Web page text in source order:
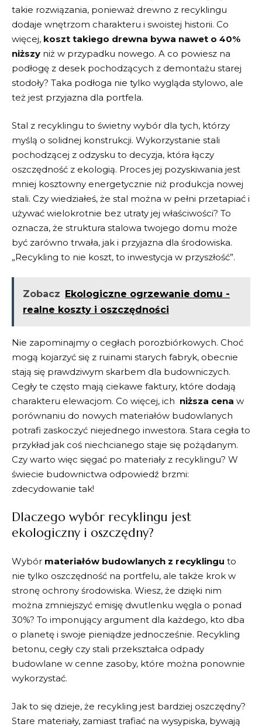
takie rozwiązania, ponieważ drewno z recyklingu
dodaje wnętrzom charakteru i swoistej historii. Co
więcej, koszt takiego drewna bywa ⁣nawet o 40%
⁤niższy ⁤niż w ‌przypadku nowego. A co powiesz‍ na⁣
podłogę z desek pochodzących z demontażu‍ starej
stodoły? Taka podłoga nie tylko‌ wygląda stylowo, ale
też jest przyjazna dla portfela.
Stal z recyklingu to świetny wybór dla tych, którzy
‌myślą o solidnej konstrukcji. Wykorzystanie⁤ stali
⁤pochodzącej z⁤ odzysku to ‍decyzja, która łączy
oszczędność z ekologią. Proces jej pozyskiwania⁢ jest
mniej ‍kosztowny energetycznie niż ⁤produkcja ⁣nowej
stali. Czy ‍wiedziałeś, że stal można w⁤ pełni ⁣przetapiać⁤ i
używać​ wielokrotnie bez utraty‍ jej właściwości? To
oznacza, że ‌struktura stalowa twojego domu może
być zarówno trwała, jak ‍i⁣ przyjazna dla środowiska.
„Recykling to nie koszt, to inwestycja w przyszłość”.
Zobacz
Ekologiczne ogrzewanie domu -
realne koszty i oszczędności
Nie zapominajmy o cegłach porozbiórkowych. Choć
mogą kojarzyć się ‍z ruinami⁢ starych fabryk, obecnie
stają się prawdziwym skarbem dla ⁢budowniczych.
Cegły te często mają ciekawe faktury, które dodają
charakteru elewacjom. ⁢Co ‍więcej, ich ⁣ niższa cena w
porównaniu‍ do⁢ nowych ⁤materiałów budowlanych
potrafi zaskoczyć niejednego‍ inwestora. Stara cegła to
przykład jak coś niechcianego staje się‌ pożądanym.‍
Czy warto ‌więc ‍sięgać​ po materiały z recyklingu? ⁣W
świecie‌ budownictwa odpowiedź brzmi:
⁣zdecydowanie tak!
Dlaczego wybór recyklingu jest
ekologiczny i oszczędny?
Wybór materiałów budowlanych ⁣z recyklingu to
nie tylko oszczędność na portfelu, ‌ale także krok w
stronę⁤ ochrony środowiska. Wiesz,​ że dzięki nim
można zmniejszyć emisję dwutlenku ​węgla o ⁣ponad
⁢30%? To‌ imponujący ⁢argument dla ​każdego, ⁢kto dba⁤
o planetę i swoje pieniądze jednocześnie. Recykling
‌betonu,⁢ cegły czy stali przekształca odpady
‍budowlane w cenne zasoby, które⁢ można ponownie
wykorzystać.
Jak⁢ to się dzieje, że recykling jest bardziej​ oszczędny?‌
Stare ⁢materiały, zamiast trafiać na wysypiska, bywają